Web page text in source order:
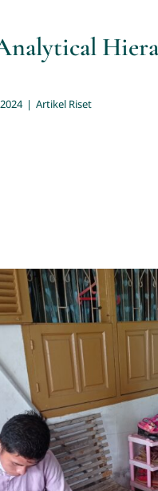
| Artikel Riset
Riset Face to
Riset/Penelitian
Artikel